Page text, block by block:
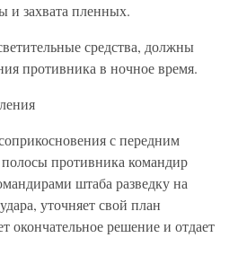
и захвата пленных.
средства, должны
противника в ночное время.
с передним
противника командир
штаба разведку на
уточняет свой план
окончательное решение и отдает